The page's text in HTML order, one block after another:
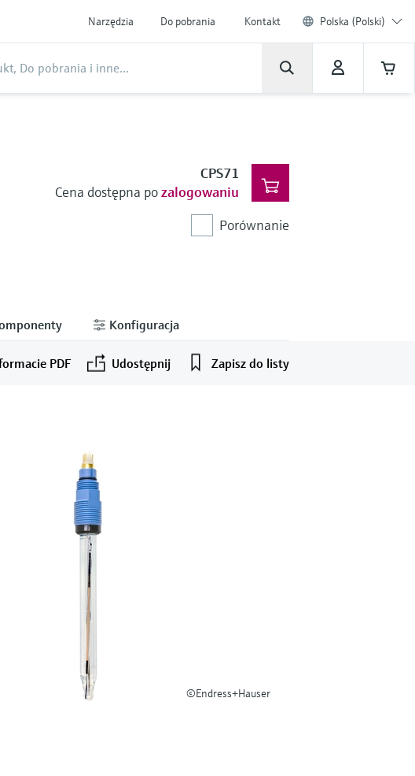
Narzędzia Do pobrania Kontakt Polska (Polski)
CPS71
Cena dostępna pozalogowaniu
Porównanie
Konfiguracja
PDF Udostępnij Zapisz do listy
©Endress+Hauser